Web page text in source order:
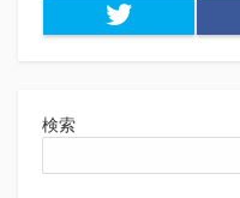
Twitter
検索